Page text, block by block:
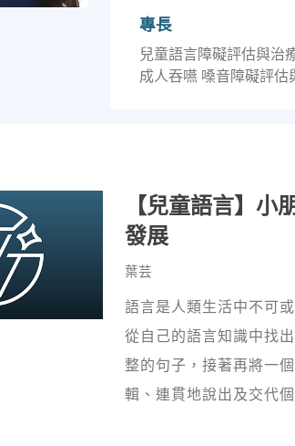
專長
兒童語言障礙評估與治
成人吞嚥 嗓音障礙評估
【兒童語言】小
發展
葉芸
語言是人類生活中不可
從自己的語言知識中找
整的句子，接著再將一
輯、連貫地說出及交代